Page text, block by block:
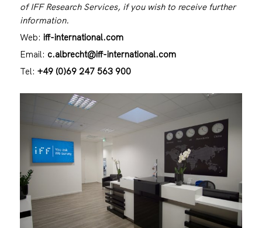
of IFF Research Services, if you wish to receive further
information.
Web: iff-international.com
Email: c.albrecht@iff-international.com
Tel: +49 (0)69 247 563 900